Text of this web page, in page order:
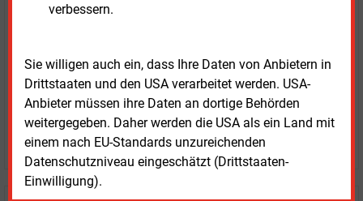
verbessern.
Sie willigen auch ein, dass Ihre Daten von Anbietern in
Drittstaaten und den USA verarbeitet werden. USA-
Anbieter müssen ihre Daten an dortige Behörden
weitergegeben. Daher werden die USA als ein Land mit
einem nach EU-Standards unzureichenden
Datenschutzniveau eingeschätzt (Drittstaaten-
Einwilligung).
LOGIN